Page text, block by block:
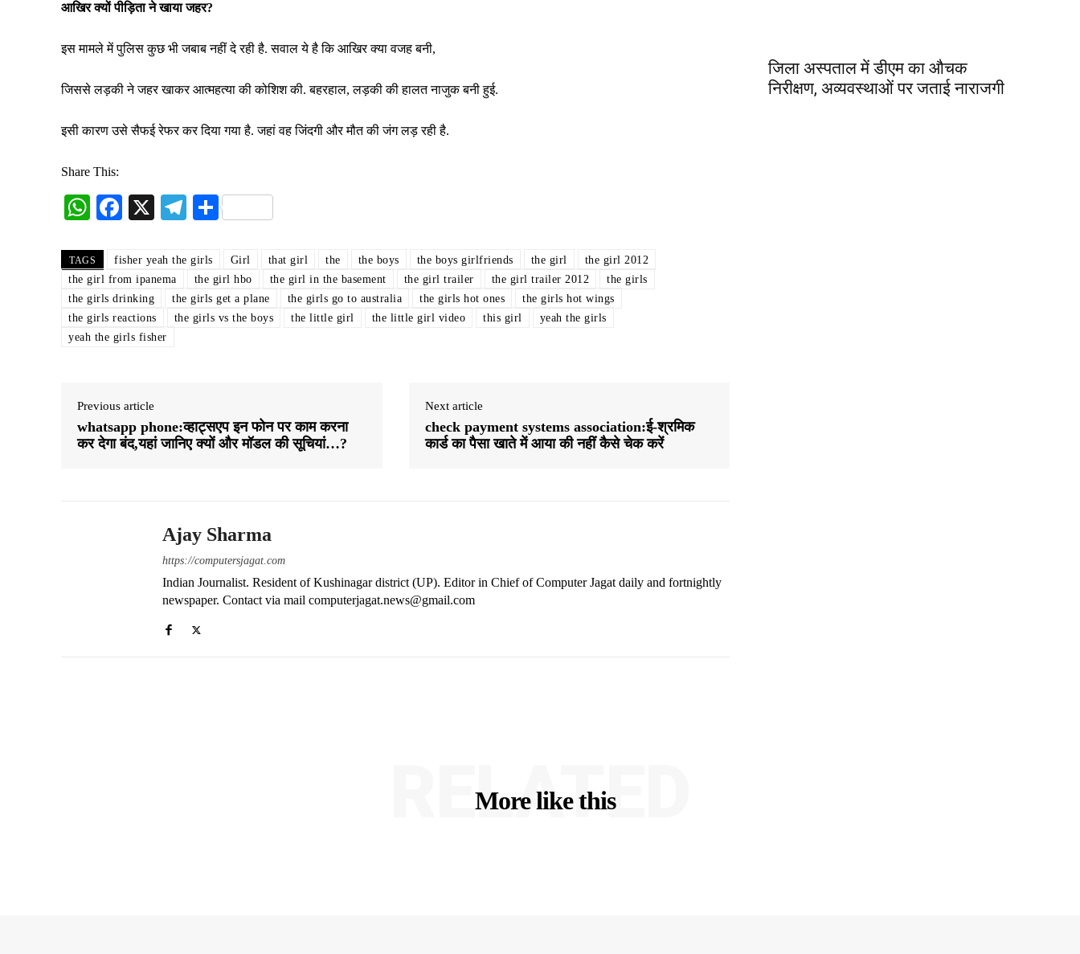
आखिर क्यों पीड़िता ने खाया जहर?
इस मामले में पुलिस कुछ भी जबाब नहीं दे रही है. सवाल ये है कि आखिर क्या वजह बनी,
जिससे लड़की ने जहर खाकर आत्महत्या की कोशिश की. बहरहाल, लड़की की हालत नाजुक बनी हुई.
इसी कारण उसे सैफई रेफर कर दिया गया है. जहां वह जिंदगी और मौत की जंग लड़ रही है.
Share This:
W
ts
A
pp
Fa
bo
ok
X
Te
gr
a
m
S
re
TAGS fisher yeah the girls Girl that girl the the boys the boys girlfriends the girl
the girl 2012
the girl from ipanema
the girl hbo the girl in the basement the girl trailer the girl trailer 2012
the girls
the girls drinking
the girls get a plane the girls go to australia the girls hot ones
the girls hot wings
the girls reactions
the girls vs the boys the little girl the little girl video this girl
yeah the girls
yeah the girls fisher
Previous article
whatsapp phone:व्हाट्सएप इन फोन पर काम करना
कर देगा बंद,यहां जानिए क्यों और मॉडल की सूचियां…?
Next article
check payment systems association:ई-श्रमिक
कार्ड का पैसा खाते में आया की नहीं कैसे चेक करें
Ajay Sharma
https://computersjagat.com
Indian Journalist. Resident of Kushinagar district (UP). Editor in Chief of Computer Jagat daily and fortnightly
newspaper. Contact via mail computerjagat.news@gmail.com
जिला अस्पताल में डीएम का औचक
निरीक्षण, अव्यवस्थाओं पर जताई नाराजगी
More like this
RELATED